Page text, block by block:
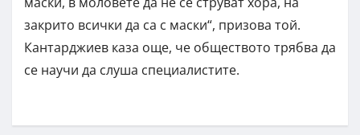
закрито всички да са с маски“, призова той.
Кантарджиев каза още, че обществото трябва да
се научи да слуша специалистите.